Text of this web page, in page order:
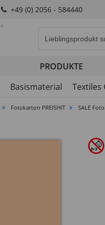
+49 (0) 2056 - 584440
PRODUKTE
Basismaterial Textiles
Fotokarton PREISHIT SALE